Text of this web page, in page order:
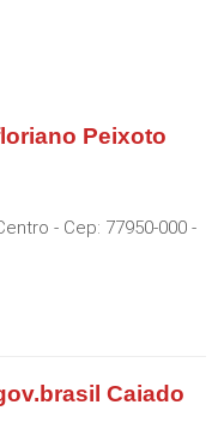
Peixoto
- Cep: 77950-000 -
Caiado